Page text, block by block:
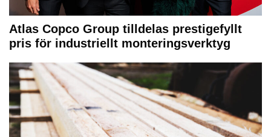
Atlas Copco Group tilldelas prestigefyllt
pris för industriellt monteringsverktyg